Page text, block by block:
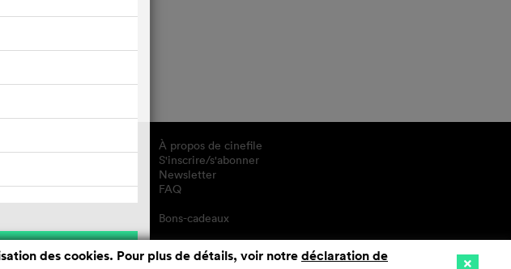
À propos de cinefile
S'inscrire/s'abonner
Newsletter
FAQ
Bons-cadeaux
des cookies. Pour plus de détails, voir notredéclaration de